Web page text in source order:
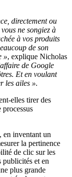
directement ou
ne songiez à
à vos produits
de son
», explique Nicholas
de Google
Et en voulant
les ailes ».
elles tirer des
en inventant un
la pertinence
de clic sur les
publicités et en
plus grande